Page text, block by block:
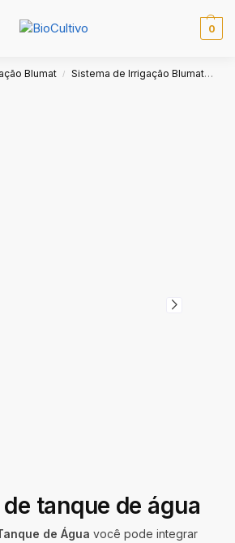
0
Blumat / Sistema de Irrigação Blumat
tanque de água
de Água você pode integrar